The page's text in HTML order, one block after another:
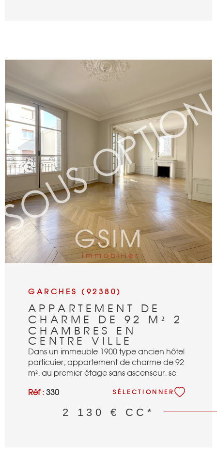
GARCHES (92380)
APPARTEMENT DE
CHARME DE 92 M² 2
CHAMBRES EN
CENTRE VILLE
Dans un immeuble 1900 type ancien hôtel
particuier, appartement de charme de 92
m², au premier étage sans ascenseur, se
double, de deux grandes chambres avec
équipée, d'une salle de bains avec wc,
Réf : 330 SÉLECTIONNER
2 130 € CC*
VOIR LE BIEN